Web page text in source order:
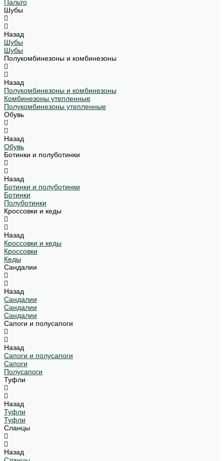
Пальто
Шубы
Назад
Шубы
Шубы
Полукомбинезоны и комбинезоны
Назад
Полукомбинезоны и комбинезоны
Комбинезоны утепленные
Полукомбинезоны утепленные
Обувь
Назад
Обувь
Ботинки и полуботинки
Назад
Ботинки и полуботинки
Ботинки
Полуботинки
Кроссовки и кеды
Назад
Кроссовки и кеды
Кроссовки
Кеды
Сандалии
Назад
Сандалии
Сандалии
Сандалии
Сапоги и полусапоги
Назад
Сапоги и полусапоги
Сапоги
Полусапоги
Туфли
Назад
Туфли
Туфли
Сланцы
Назад